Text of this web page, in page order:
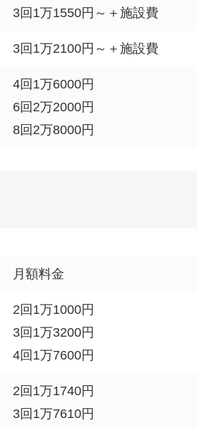
3回1万1550円～＋施設費
3回1万2100円～＋施設費
4回1万6000円
6回2万2000円
8回2万8000円
月額料金
2回1万1000円
3回1万3200円
4回1万7600円
2回1万1740円
3回1万7610円